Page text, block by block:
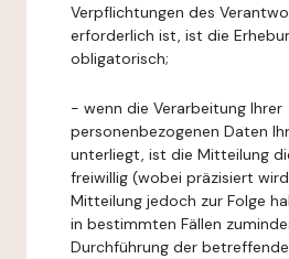
Verpflichtungen des
erforderlich ist, ist die
obligatorisch;
- wenn die Verarbeitung Ihrer
personenbezogenen Daten
unterliegt, ist die Mitteilung
freiwillig (wobei präzisiert
Mitteilung jedoch zur Folge
in bestimmten Fällen
Durchführung der